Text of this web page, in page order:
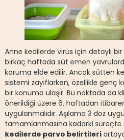
Anne kedilerde virüs için detaylı bir
birkaç haftada süt emen
koruma elde edilir. Ancak sütten
sistemi zayıflarken, özellikle genç
bir konuma ulaşır. Bu noktada da
önerildiği üzere 6. haftadan itibaren
uygulanmalıdır. Aşılama 3 doz
tamamlanmasına kadarki süreçte
kedilerde parvo belirtileri